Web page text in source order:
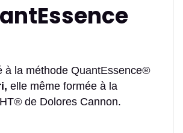
à la méthode QuantEssence®
elle même formée à la
®de Dolores Cannon.